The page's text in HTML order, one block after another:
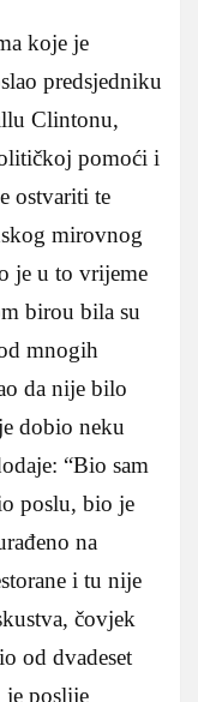
koje je
predsjedniku
Clintonu,
pomoći i
ostvariti te
mirovnog
je u to vrijeme
birou bila su
mnogih
da nije bilo
dobio neku
“Bio sam
poslu, bio je
na
i tu nije
čovjek
od dvadeset
poslije